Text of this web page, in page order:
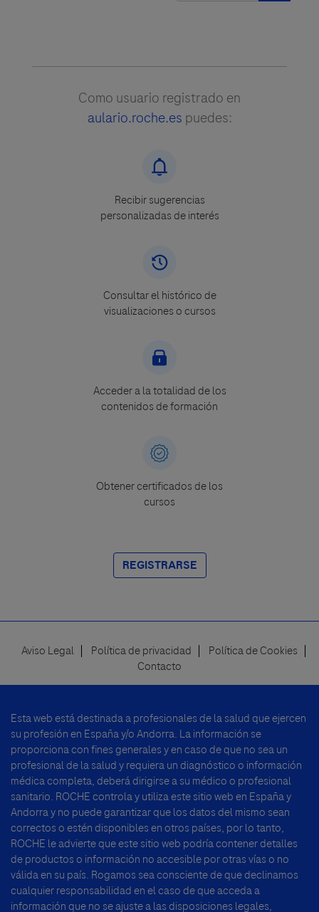
Como usuario registrado en
aulario.roche.es puedes:
Recibir sugerencias
personalizadas de interés
Consultar el histórico de
visualizaciones o cursos
Acceder a la totalidad de los
contenidos de formación
Obtener certificados de los
cursos
REGISTRARSE
Aviso Legal Política de privacidad
Política de Cookies
Contacto
Esta web está destinada a profesionales de la salud que ejercen
su profesión en España y/o Andorra. La información se
proporciona con fines generales y en caso de que no sea un
profesional de la salud y requiera un diagnóstico o información
médica completa, deberá dirigirse a su médico o profesional
sanitario. ROCHE controla y utiliza este sitio web en España y
Andorra y no puede garantizar que los datos del mismo sean
correctos o estén disponibles en otros países, por lo tanto,
ROCHE le advierte que este sitio web podría contener detalles
de productos o información no accesible por otras vías o no
válida en su país. Rogamos sea consciente de que declinamos
cualquier responsabilidad en el caso de que acceda a
información que no se ajuste a las disposiciones legales,